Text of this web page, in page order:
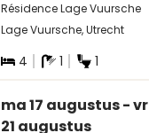
Résidence Lage Vuursche
Lage Vuursche, Utrecht
4 1 1
ma 17 augustus - vr
21 augustus